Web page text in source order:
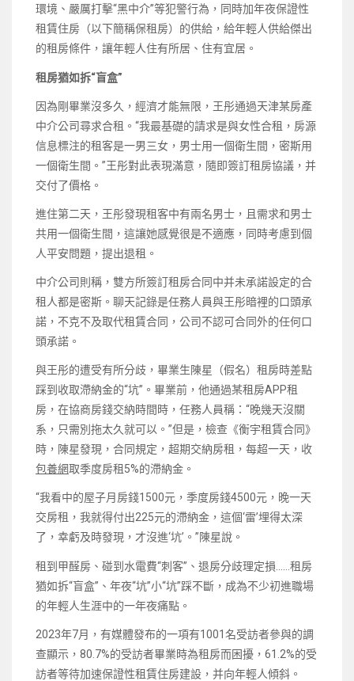
環境、嚴厲打擊“黑中介”等犯警行為，同時加年夜保證性
租賃住房（以下簡稱保租房）的供給，給年輕人供給傑出
的租房條件，讓年輕人住有所居、住有宜居。
租房猶如拆“盲盒”
因為剛畢業沒多久，經濟才能無限，王彤通過天津某房產
中介公司尋求合租。“我最基礎的請求是與女性合租，房源
信息標注的租客是一男三女，男士用一個衛生間，密斯用
一個衛生間。”王彤對此表現滿意，隨即簽訂租房協議，并
交付了價格。
進住第二天，王彤發現租客中有兩名男士，且需求和男士
共用一個衛生間，這讓她感覺很是不適應，同時考慮到個
人平安問題，提出退租。
中介公司則稱，雙方所簽訂租房合同中并未承諾設定的合
租人都是密斯。聊天記錄是任務人員與王彤暗裡的口頭承
諾，不克不及取代租賃合同，公司不認可合同外的任何口
頭承諾。
與王彤的遭受有所分歧，畢業生陳星（假名）租房時差點
踩到收取滯納金的“坑”。畢業前，他通過某租房APP租
房，在協商房錢交納時間時，任務人員稱：“晚幾天沒關
系，只需別拖太久就可以。”但是，檢查《衡宇租賃合同》
時，陳星發現，合同規定，超期交納房租，每超一天，收
包養網取季度房租5%的滯納金。
“我看中的屋子月房錢1500元，季度房錢4500元，晚一天
交房租，我就得付出225元的滯納金，這個‘雷’埋得太深
了，幸虧及時發現，才沒進‘坑’。”陳星說。
租到甲醛房、碰到水電費“刺客”、退房分歧理定損……租房
猶如拆“盲盒”、年夜“坑”小“坑”踩不斷，成為不少初進職場
的年輕人生涯中的一年夜痛點。
2023年7月，有媒體發布的一項有1001名受訪者參與的調
查顯示，80.7%的受訪者畢業時為租房而困擾，61.2%的受
訪者等待加速保證性租賃住房建設，并向年輕人傾斜。